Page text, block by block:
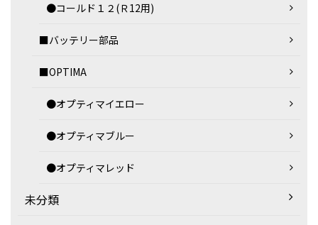
●コールド１２(Ｒ12用)
■バッテリー部品
■OPTIMA
●オプティマイエロー
●オプティマブルー
●オプティマレッド
未分類